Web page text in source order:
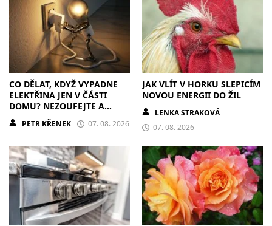
CO DĚLAT, KDYŽ VYPADNE
ELEKTŘINA JEN V ČÁSTI
DOMU? NEZOUFEJTE A
POSTUPUJTE S CHLADNOU
HLAVOU
PETR KŘENEK 07. 08. 2026
JAK VLÍT V HORKU SLEPICÍM
NOVOU ENERGII DO ŽIL
LENKA STRAKOVÁ
07. 08. 2026